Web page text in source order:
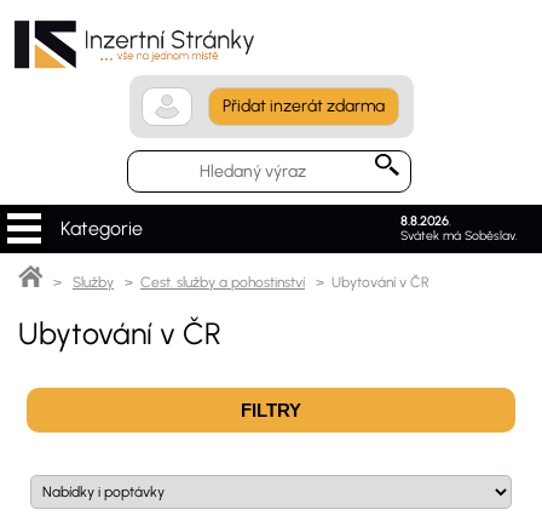
Přidat inzerát zdarma
8.8.2026.
Svátek má Soběslav.
Kategorie
> Služby > Cest. služby a pohostinství > Ubytování v ČR
Ubytování v ČR
FILTRY